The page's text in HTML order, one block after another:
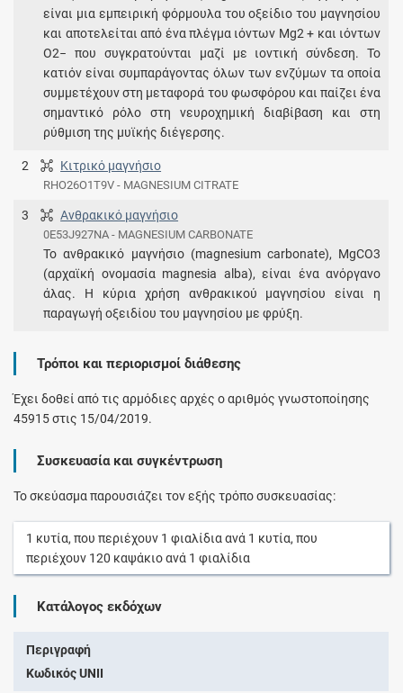
είναι μια εμπειρική φόρμουλα του οξείδιο του μαγνησίου
και αποτελείται από ένα πλέγμα ιόντων Mg2 + και ιόντων
O2− που συγκρατούνται μαζί με ιοντική σύνδεση. Το
κατιόν είναι συμπαράγοντας όλων των ενζύμων τα οποία
συμμετέχουν στη μεταφορά του φωσφόρου και παίζει ένα
σημαντικό ρόλο στη νευροχημική διαβίβαση και στη
ρύθμιση της μυϊκής διέγερσης.
2 Κιτρικό μαγνήσιο
RHO26O1T9V - MAGNESIUM CITRATE
3 Ανθρακικό μαγνήσιο
0E53J927NA - MAGNESIUM CARBONATE
Το ανθρακικό μαγνήσιο (magnesium carbonate), MgCO3
(αρχαϊκή ονομασία magnesia alba), είναι ένα ανόργανο
άλας. Η κύρια χρήση ανθρακικού μαγνησίου είναι η
παραγωγή οξειδίου του μαγνησίου με φρύξη.
Τρόποι και περιορισμοί διάθεσης
Έχει δοθεί από τις αρμόδιες αρχές ο αριθμός γνωστοποίησης
45915 στις 15/04/2019.
Συσκευασία και συγκέντρωση
Το σκεύασμα παρουσιάζει τον εξής τρόπο συσκευασίας:
1 κυτία, που περιέχουν 1 φιαλίδιαανά 1 κυτία, που
περιέχουν 120 καψάκιοανά 1 φιαλίδια
Κατάλογος εκδόχων
Περιγραφή
Κωδικός UNII